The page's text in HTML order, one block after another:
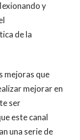
y
de la
mejoras que
mejorar en
ser
este canal
una serie de